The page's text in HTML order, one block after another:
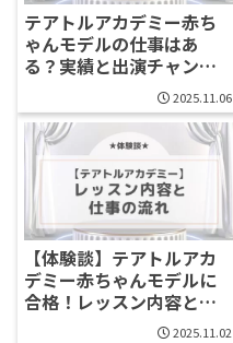
テアトルアカデミー赤ち
ゃんモデルの仕事はあ
る？実績と出演チャンス
2025.11.06
【体験談】テアトルアカ
デミー赤ちゃんモデルに
合格！レッスン内容とお
仕事の流れを詳しく紹介
2025.11.02